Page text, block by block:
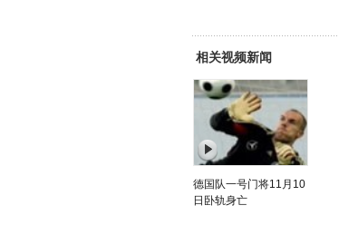
相关视频新闻
德国队一号门将11月10
日卧轨身亡